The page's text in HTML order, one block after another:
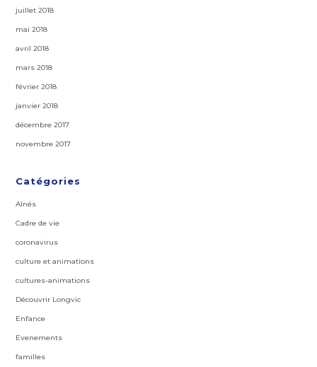
juillet 2018
mai 2018
avril 2018
mars 2018
février 2018
janvier 2018
décembre 2017
novembre 2017
Catégories
Aînés
Cadre de vie
coronavirus
culture et animations
cultures-animations
Découvrir Longvic
Enfance
Evenements
familles